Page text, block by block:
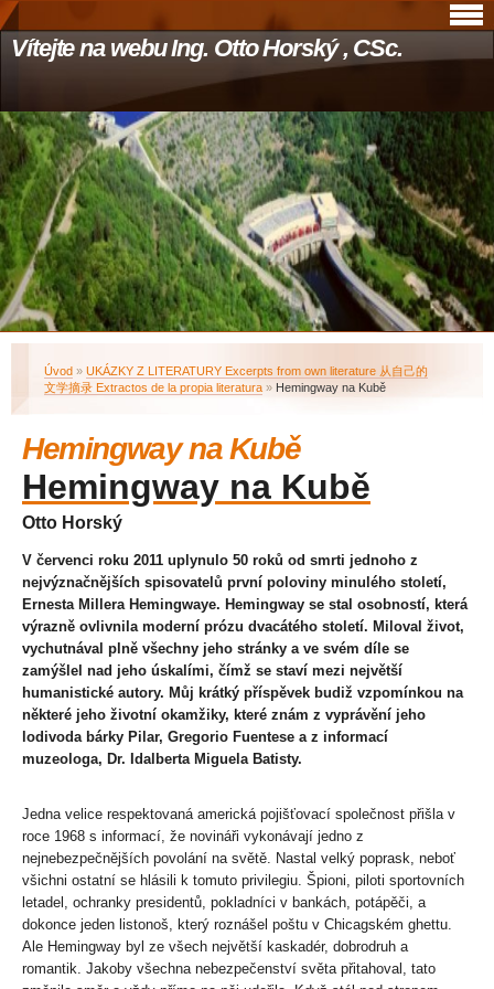
Vítejte na webu Ing. Otto Horský , CSc.
Úvod » UKÁZKY Z LITERATURY Excerpts from own literature 从自己的
文学摘录 Extractos de la propia literatura » Hemingway na Kubě
Hemingway na Kubě
Hemingway na Kubě
Otto Horský
V červenci roku 2011 uplynulo 50 roků od smrti jednoho z
nejvýznačnějších spisovatelů první poloviny minulého století,
Ernesta Millera Hemingwaye. Hemingway se stal osobností, která
výrazně ovlivnila moderní prózu dvacátého století. Miloval život,
vychutnával plně všechny jeho stránky a ve svém díle se
zamýšlel nad jeho úskalími, čímž se staví mezi největší
humanistické autory. Můj krátký příspěvek budiž vzpomínkou na
některé jeho životní okamžiky, které znám z vyprávění jeho
lodivoda bárky Pilar, Gregorio Fuentese a z informací
muzeologa, Dr. Idalberta Miguela Batisty.
Jedna velice respektovaná americká pojišťovací společnost přišla v
roce 1968 s informací, že novináři vykonávají jedno z
nejnebezpečnějších povolání na světě. Nastal velký poprask, neboť
všichni ostatní se hlásili k tomuto privilegiu. Špioni, piloti sportovních
letadel, ochranky presidentů, pokladníci v bankách, potápěči, a
dokonce jeden listonoš, který roznášel poštu v Chicagském ghettu.
Ale Hemingway byl ze všech největší kaskadér, dobrodruh a
romantik. Jakoby všechna nebezpečenství světa přitahoval, tato